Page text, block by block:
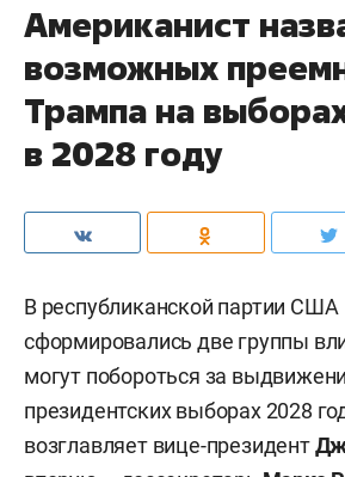
Американист
возможных
Трампа на
в 2028 году
В республиканской партии США
сформировались две группы
могут побороться за
президентских выборах 2028
возглавляет вице-президент